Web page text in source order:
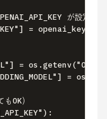
が設定されて
= openai_key
=
=
OK）